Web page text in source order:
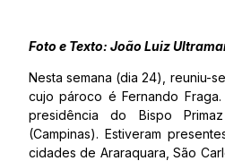
Foto e Texto: João Luiz
Nesta semana (dia 24), reuniu-
cujo pároco é Fernando
presidência do Bispo
(Campinas). Estiveram
cidades de Araraquara, São